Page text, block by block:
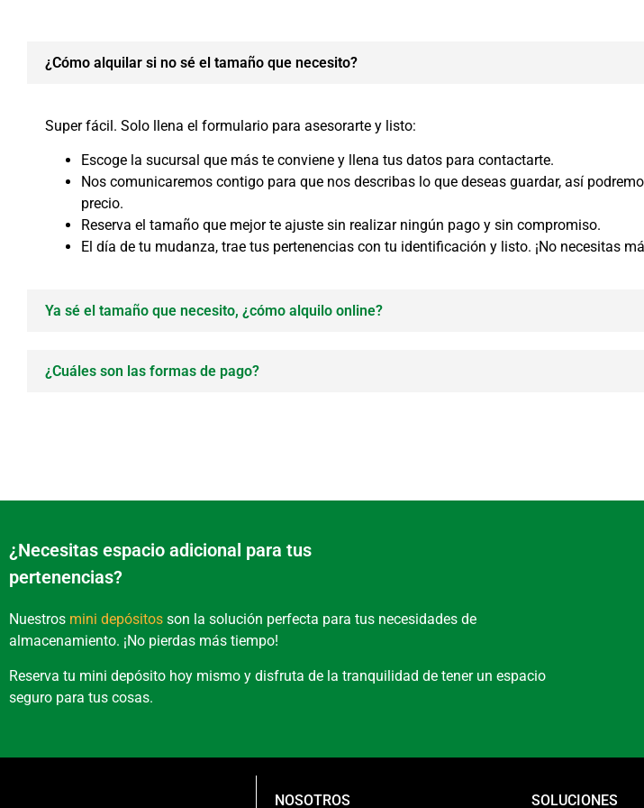
¿Cómo alquilar si no sé el tamaño que necesito?
Super fácil. Solo llena el formulario para asesorarte y listo:
Escoge la sucursal que más te conviene y llena tus datos para contactarte.
Nos comunicaremos contigo para que nos describas lo que deseas guardar, así
precio.
Reserva el tamaño que mejor te ajuste sin realizar ningún pago y sin compromiso.
El día de tu mudanza, trae tus pertenencias con tu identificación y listo. ¡No necesitas
Ya sé el tamaño que necesito, ¿cómo alquilo online?
¿Cuáles son las formas de pago?
¿Necesitas espacio adicional para tus
pertenencias?
Nuestros mini depósitos son la solución perfecta para tus necesidades de
almacenamiento. ¡No pierdas más tiempo!
Reserva tu mini depósito hoy mismo y disfruta de la tranquilidad de tener un espacio
seguro para tus cosas.
NOSOTROS SOLUCIONES